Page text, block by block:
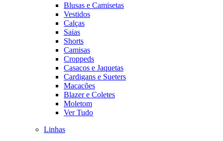
Blusas e Camisetas
Vestidos
Calças
Saias
Shorts
Camisas
Croppeds
Casacos e Jaquetas
Cardigans e Sueters
Macacões
Blazer e Coletes
Moletom
Ver Tudo
Linhas